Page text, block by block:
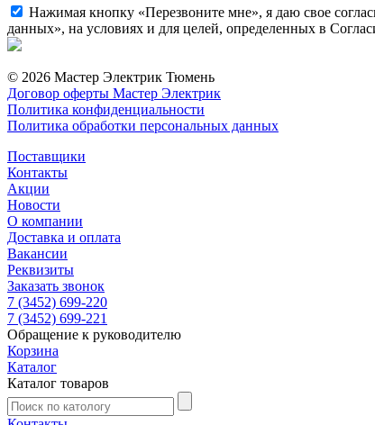
Нажимая кнопку «Перезвоните мне», я даю свое
данных», на условиях и для целей, определенных в
© 2026 Мастер Электрик Тюмень
Договор оферты Мастер Электрик
Политика конфиденциальности
Политика обработки персональных данных
Поставщики
Контакты
Акции
Новости
О компании
Доставка и оплата
Вакансии
Реквизиты
Заказать звонок
7 (3452) 699-220
7 (3452) 699-221
Обращение к руководителю
Корзина
Каталог
Каталог товаров